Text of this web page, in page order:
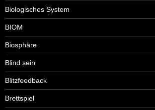
Biologisches System
BIOM
Biosphäre
Blind sein
Blitzfeedback
Brettspiel